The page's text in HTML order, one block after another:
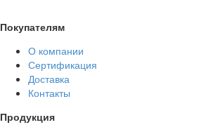
Покупателям
О компании
Сертификация
Доставка
Контакты
Продукция